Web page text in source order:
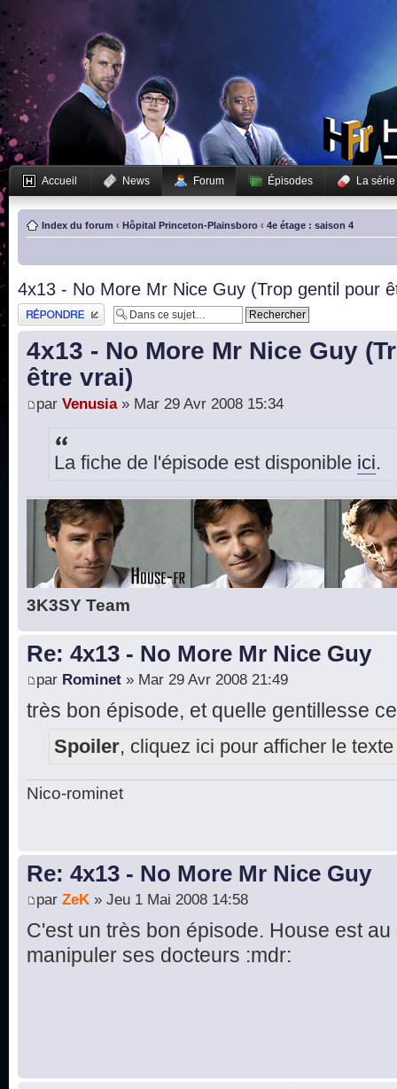
Accueil News Forum Épisodes La série
Index du forum ‹ Hôpital Princeton-Plainsboro ‹ 4e étage : saison 4
4x13 - No More Mr Nice Guy (Trop gentil pour
Publier une réponse
4x13 - No More Mr Nice Guy
être vrai)
par Venusia» Mar 29 Avr 2008 15:34
La fiche de l'épisode est disponible ici.
3K3SY Team
Re: 4x13 - No More Mr Nice Guy
par Rominet » Mar 29 Avr 2008 21:49
très bon épisode, et quelle gentillesse
Spoiler, cliquez ici pour afficher le texte
Nico-rominet
Re: 4x13 - No More Mr Nice Guy
par ZeK » Jeu 1 Mai 2008 14:58
C'est un très bon épisode. House est
manipuler ses docteurs :mdr: